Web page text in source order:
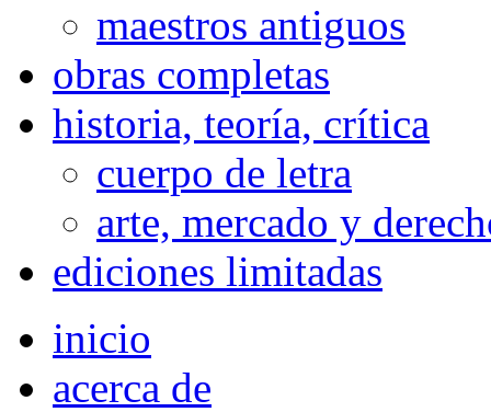
maestros antiguos
obras completas
historia, teoría, crítica
cuerpo de letra
arte, mercado y
ediciones limitadas
inicio
acerca de